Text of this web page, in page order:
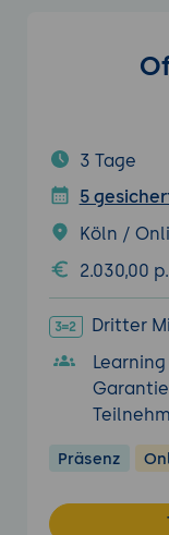
3 Tage
5
Köln /
2.030,00
Dritter
Präsenz